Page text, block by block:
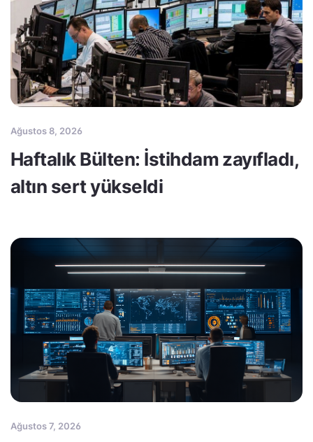
Ağustos 8, 2026
Haftalık Bülten: İstihdam zayıfladı,
altın sert yükseldi
Ağustos 7, 2026